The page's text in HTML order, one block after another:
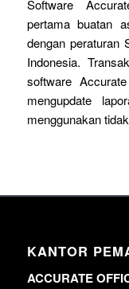
Software
pertama buatan
dengan peraturan
Indonesia.
software
mengupdate
menggunakan
KANTOR
ACCURATE